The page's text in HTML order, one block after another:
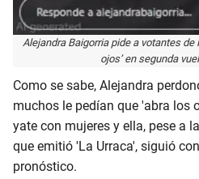
Alejandra Baigorria pide a votantes de
ojos’ en segunda
Como se sabe, Alejandra
muchos le pedían que 'abra los
yate con mujeres y ella, pese a
que emitió 'La Urraca', siguió
pronóstico.